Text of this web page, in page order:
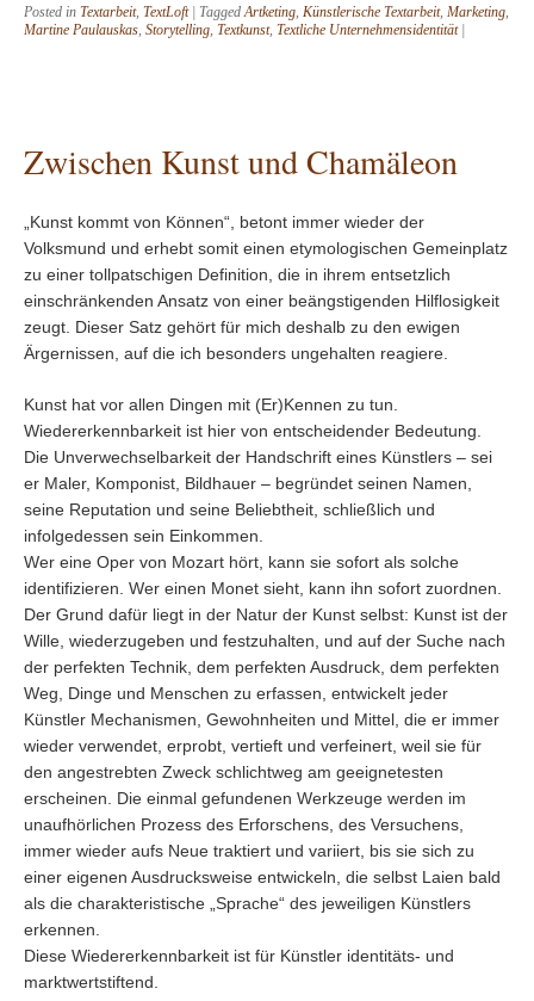
Posted in Textarbeit, TextLoft | Tagged Artketing Künstlerische Textarbeit, Marketing
Martine Paulauskas Storytelling Textkunst, Textliche Unternehmensidentität |
Zwischen Kunst und Chamäleon
„Kunst kommt von Können“, betont immer wieder der
Volksmund und erhebt somit einen etymologischen Gemeinplatz
zu einer tollpatschigen Definition, die in ihrem entsetzlich
einschränkenden Ansatz von einer beängstigenden Hilflosigkeit
zeugt. Dieser Satz gehört für mich deshalb zu den ewigen
Ärgernissen, auf die ich besonders ungehalten reagiere.
Kunst hat vor allen Dingen mit (Er)Kennen zu tun.
Wiedererkennbarkeit ist hier von entscheidender Bedeutung.
Die Unverwechselbarkeit der Handschrift eines Künstlers – sei
er Maler, Komponist, Bildhauer – begründet seinen Namen,
seine Reputation und seine Beliebtheit, schließlich und
infolgedessen sein Einkommen.
Wer eine Oper von Mozart hört, kann sie sofort als solche
identifizieren. Wer einen Monet sieht, kann ihn sofort zuordnen.
Der Grund dafür liegt in der Natur der Kunst selbst: Kunst ist der
Wille, wiederzugeben und festzuhalten, und auf der Suche nach
der perfekten Technik, dem perfekten Ausdruck, dem perfekten
Weg, Dinge und Menschen zu erfassen, entwickelt jeder
Künstler Mechanismen, Gewohnheiten und Mittel, die er immer
wieder verwendet, erprobt, vertieft und verfeinert, weil sie für
den angestrebten Zweck schlichtweg am geeignetesten
erscheinen. Die einmal gefundenen Werkzeuge werden im
unaufhörlichen Prozess des Erforschens, des Versuchens,
immer wieder aufs Neue traktiert und variiert, bis sie sich zu
einer eigenen Ausdrucksweise entwickeln, die selbst Laien bald
als die charakteristische „Sprache“ des jeweiligen Künstlers
erkennen.
Diese Wiedererkennbarkeit ist für Künstler identitäts- und
marktwertstiftend.